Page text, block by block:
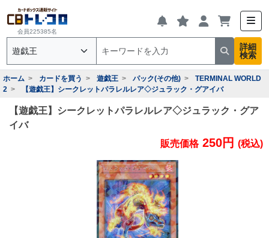
会員225385名
詳細
検索
ホーム カードを買う 遊戯王 パック(その他)
TERMINAL WORLD
2
【遊戯王】シークレットパラレルレア◇ジュラック・グアイバ
【遊戯王】シークレットパラレルレア◇ジュラック・グア
イバ
販売価格 250円 (税込)